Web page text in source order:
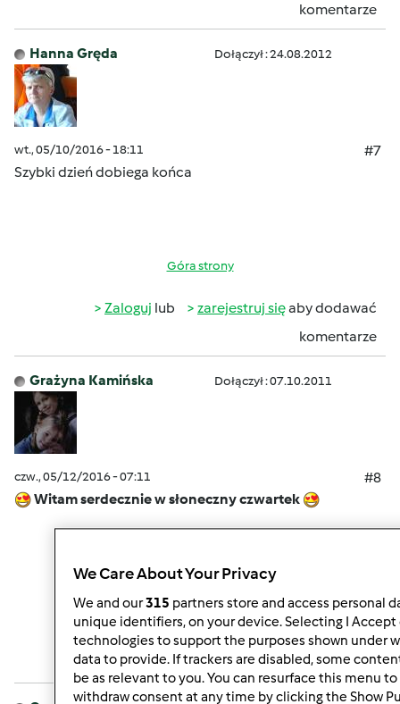
komentarze
Hanna Gręda Dołączył : 24.08.2012
wt., 05/10/2016 - 18:11
#7
Szybki dzień dobiega końca
Góra strony
Zaloguj lub zarejestruj sięaby dodawać
komentarze
Grażyna Kamińska Dołączył : 07.10.2011
czw., 05/12/2016 - 07:11
#8
Witam serdecznie w słoneczny czwartek
Zalogujlub zarejestruj sięaby dodawać
komentarze
We Care About Your Privacy
We and our315 partners store and access personal
unique identifiers, on your device. Selecting I
technologies to support the purposes shown under
data to provide. If trackers are disabled, some
be as relevant to you. You can resurface this menu
withdraw consent at any time by clicking the Show